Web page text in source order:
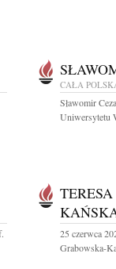
CAŁA
Sławomir
Uniwersytetu
25 czerwca
Grabowska-